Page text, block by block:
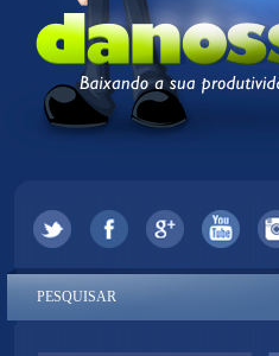
PESQUISAR